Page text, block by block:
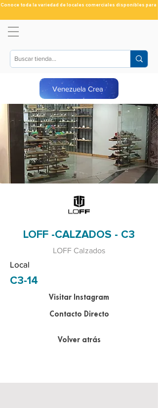
Conoce toda la variedad de locales comerciales disponibles para ti
Venezuela Crea
LOFF -CALZADOS - C3
LOFF Calzados
Local
C3-14
Visitar Instagram
Contacto Directo
Volver atrás